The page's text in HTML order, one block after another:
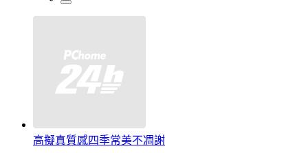
高擬真質感四季常美不凋謝